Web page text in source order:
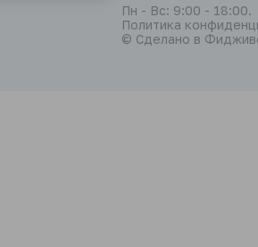
Пн - Вс: 9:00 - 18:00.
Политика
© Сделано в